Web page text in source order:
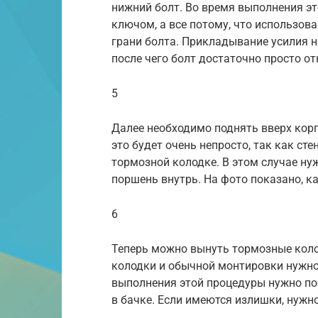
нижний болт. Во время выполнения
ключом, а все потому, что
грани болта. Прикладывание усилия
после чего болт достаточно просто
5
Далее необходимо поднять вверх
это будет очень непросто, так как
тормозной колодке. В этом случае
поршень внутрь. На фото показано,
6
Теперь можно вынуть тормозные
колодки и обычной монтировки
выполнения этой процедуры нужно
в бачке. Если имеются излишки,